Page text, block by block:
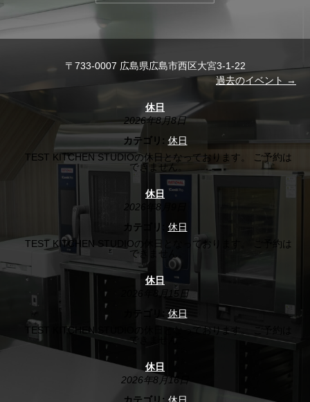
〒733-0007 広島県広島市西区大宮3-1-22
過去のイベント →
休日
2026年8月8日
カテゴリ: 休日
TEST KITCHEN STUDIOの休日となっております。 ご予約は
できません。
休日
2026年8月9日
カテゴリ:
休日
TEST KITCHEN STUDIOの休日となっております。 ご予約は
できません。
休日
2026年8月15日
休日
TEST KITCHEN STUDIOの休日となっております。 ご予約は
できません。
休日
2026年8月16日